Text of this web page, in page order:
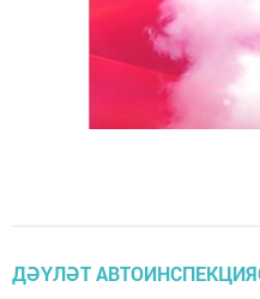
ДӘҮЛӘТ